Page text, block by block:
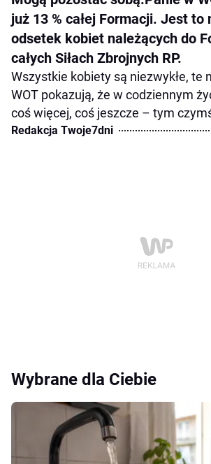
już 13 % całej Formacji. Jest to
odsetek kobiet należących do
całych Siłach Zbrojnych RP.
Wszystkie kobiety są niezwykłe, te
WOT pokazują, że w codziennym
coś więcej, coś jeszcze – tym
Redakcja Twoje7dni
Wybrane dla Ciebie